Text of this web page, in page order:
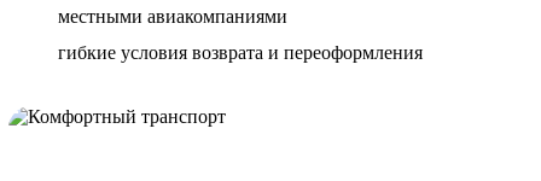
местными авиакомпаниями
гибкие условия возврата и переоформления